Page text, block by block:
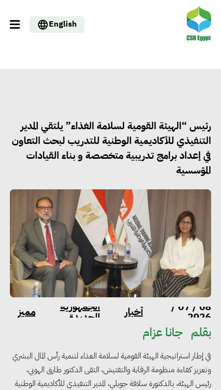
English
رئيس “الهيئة القومية لسلامة الغذاء” يلتقي المدير
التنفيذي للأكاديمية الوطنية للتدريب لبحث التعاون
في إعداد برامج تدريبية متخصصة و بناء القيادات
المؤسسية
08 / 07 /
2026 أخبار الجمهورية
الجديدة مميز
بقلم جانا عزام
في إطار استراتيجية الهيئة القومية لسلامة الغذاء لتنمية رأس المال البشري
وتعزيز كفاءة منظومة الرقابة والتفتيش، التقى الدكتور طارق الهوبي،
رئيس الهيئة، بالدكتورة سلافة جويلي، المدير التنفيذي للأكاديمية الوطنية